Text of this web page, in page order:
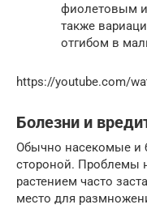
фиолетовым
также
отгибом в
https://youtube.com/
Болезни и
Обычно насекомые и
стороной. Проблемы
растением часто
место для